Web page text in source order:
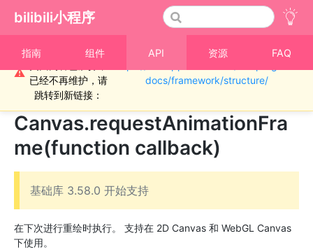
bilibili小程序
指南 组件 API 资源 FAQ
⚠
重要通知！！！本
已经不再维护，请
跳转到新链接：
docs/framework/structure/
› Canvas
number
Canvas.requestAnimationFra
me(function callback)
基础库 3.58.0 开始支持
在下次进行重绘时执行。 支持在 2D Canvas 和 WebGL Canvas
下使用。